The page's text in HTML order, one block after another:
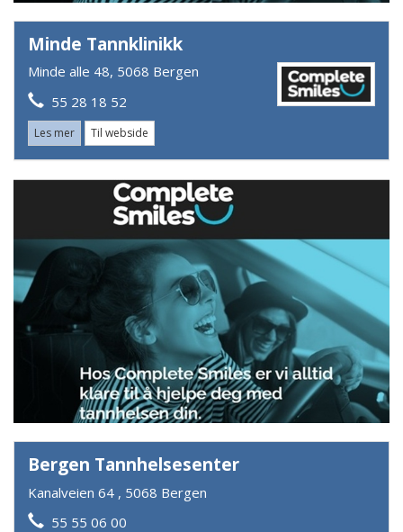
Minde Tannklinikk
Minde alle 48, 5068 Bergen
55 28 18 52
Les mer Til webside
Bergen Tannhelsesenter
Kanalveien 64 , 5068 Bergen
55 55 06 00